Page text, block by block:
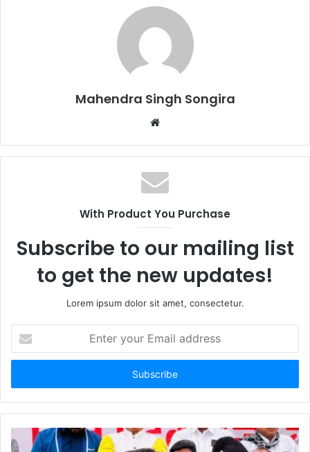
Mahendra Singh Songira
Website
With Product You Purchase
Subscribe to our mailing list
to get the new updates!
Lorem ipsum dolor sit amet, consectetur.
your
Email